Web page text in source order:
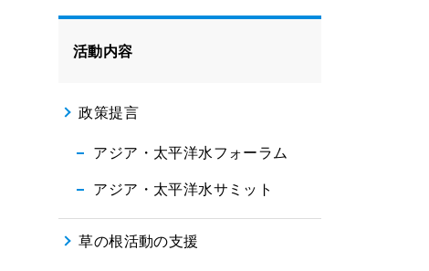
活動内容
政策提言
アジア・太平洋水フォーラム
アジア・太平洋水サミット
草の根活動の支援